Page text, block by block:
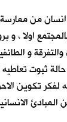
انسان من
اولا ، و
و
ثبوت
لفكر تكوين